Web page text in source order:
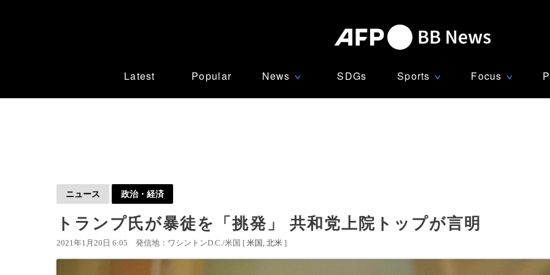
Latest Popular News ∨ SDGs Sports ∨ Focus ∨
ニュース 政治・経済
トランプ氏が暴徒を「挑発」 共和党上院トップが言明
2021年1月20日 6:05 発信地：ワシントンD.C./米国 [ 米国 北米 ]